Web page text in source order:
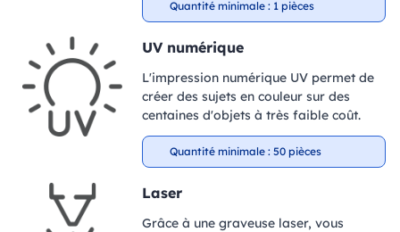
Quantité minimale : 1 pièces
UV numérique
L'impression numérique UV permet de
créer des sujets en couleur sur des
centaines d'objets à très faible coût.
Quantité minimale : 50 pièces
Laser
Grâce à une graveuse laser, vous